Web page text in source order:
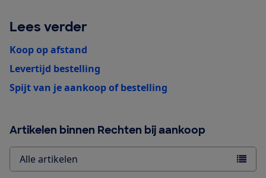
Lees verder
Koop op afstand
Levertijd bestelling
Spijt van je aankoop of bestelling
Artikelen binnen Rechten bij aankoop
Alle artikelen